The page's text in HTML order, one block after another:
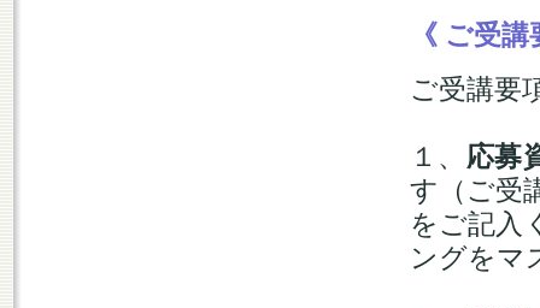
《 ご受
ご受講要
１、 応募
す（ご受
をご記入
ングをマ